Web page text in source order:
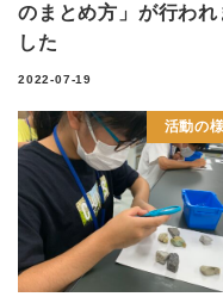
のまとめ方」が行われ
した
2022-07-19
活動の